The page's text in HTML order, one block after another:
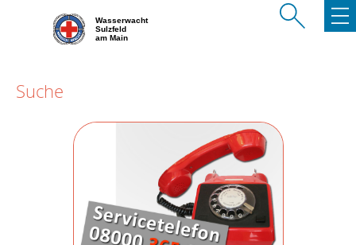
Wasserwacht
Sulzfeld
am Main
Suche